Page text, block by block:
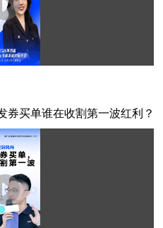
买单谁在收割第一波红利？